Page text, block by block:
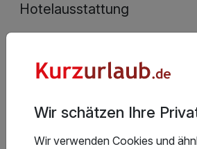
Hotelausstattung
Kinderpreise
Stornobedingungen
Wir schätzen Ihre
Wir verwenden Cookies und